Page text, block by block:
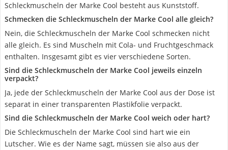
Schleckmuscheln der Marke Cool besteht aus Kunststoff.
Schmecken die Schleckmuscheln der Marke Cool alle gleich?
Nein, die Schleckmuscheln der Marke Cool schmecken nicht
alle gleich. Es sind Muscheln mit Cola- und Fruchtgeschmack
enthalten. Insgesamt gibt es vier verschiedene Sorten.
Sind die Schleckmuscheln der Marke Cool jeweils einzeln
verpackt?
Ja, jede der Schleckmuscheln der Marke Cool aus der Dose ist
separat in einer transparenten Plastikfolie verpackt.
Sind die Schleckmuscheln der Marke Cool weich oder hart?
Die Schleckmuscheln der Marke Cool sind hart wie ein
Lutscher. Wie es der Name sagt, müssen sie also aus der